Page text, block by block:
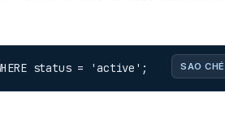
SAO
status = 'active';